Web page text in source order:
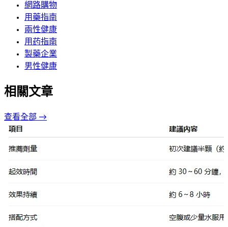
網路購物
用藥指南
兩性健康
用药指南
製藥企業
男性健康
相關文章
查看全部 →